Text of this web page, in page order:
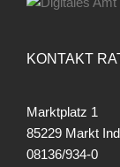
KONTAKT
Marktplatz 1
85229 Markt
08136/934-0